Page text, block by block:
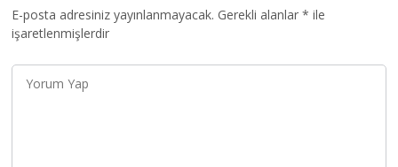
E-posta adresiniz yayınlanmayacak. Gerekli alanlar* ile
işaretlenmişlerdir